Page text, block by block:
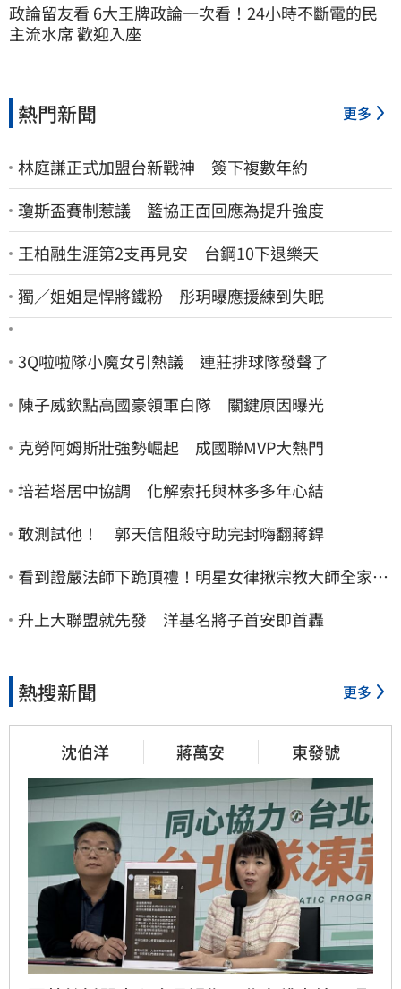
政論留友看 6大王牌政論一次看！24小時不斷電的民
主流水席 歡迎入座
熱門新聞 更多
林庭謙正式加盟台新戰神 簽下複數年約
瓊斯盃賽制惹議 籃協正面回應為提升強度
王柏融生涯第2支再見安 台鋼10下退樂天
獨／姐姐是悍將鐵粉 彤玥曝應援練到失眠
3Q啦啦隊小魔女引熱議 連莊排球隊發聲了
陳子威欽點高國豪領軍白隊 關鍵原因曝光
克勞阿姆斯壯強勢崛起 成國聯MVP大熱門
培若塔居中協調 化解索托與林多多年心結
敢測試他！ 郭天信阻殺守助完封嗨翻蔣銲
看到證嚴法師下跪頂禮！明星女律揪宗教大師全家詐
慈濟…全家爽睡黃金堆
升上大聯盟就先發 洋基名將子首安即首轟
熱搜新聞 更多
沈伯洋 蔣萬安 東發號